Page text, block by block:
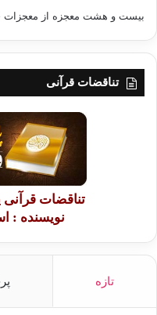
وأشار إلى قوله تعالى: ﴿إِنَّ هَذِهِ
وحديث الرسول صلى الله عليه
اشتكى منه
عضوٌ تداعى له سائر الأعضاء
يشعر بعضه ببعض إلا بتحقق
أحاسيس تبيِّن الأفعال صدقها
بالسلام والتطبيع بالمشاركة في
وقال عطية: إن الفلسطينيين
إلا باتحاد الأمة كلمةً وصفًّا
بیست و هشت معجزه از معجزات
تناقضات قرآنی
تناقضات
نویسنده :
تازه